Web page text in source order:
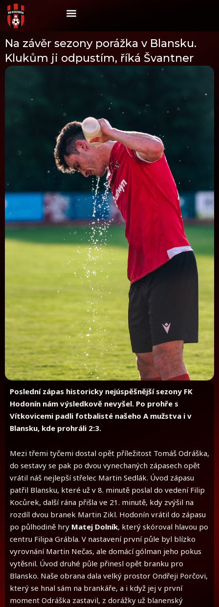
Skip
to
content
Na závěr sezony porážka v Blansku.
Klukům ji odpustím, říká Švantner
Poslední zápas historicky nejúspěšnější sezony FK
Hodonín nám výsledkově nevyšel. Po prohře s
Vítkovicemi padli fotbalisté našeho A mužstva i v
Blansku, kde prohráli 2:3.
Mezi třemi tyčemi dostal opět příležitost Tomáš Odráška,
do sestavy se pak po dvou vynechaných zápasech opět
vrátil náš nejlepší střelec Martin Sedlák. Úvod zápasu
patřil Blansku, které už v 8. minutě poslal do vedení Filip
Kocůrek, další rána přišla ve 21. minutě, kdy zvýšil na
rozdíl dvou branek Martin Zikl. Hodonín vrátil do zápasu
po půlhodině hry Matej Dolník, který skóroval hlavou po
centru Filipa Grábla. V nastavení první půle byl blízko
vyrovnání Martin Nečas, ale domácí gólman jeho pokus
vytěsnil. Úvod druhé půle přinesl opět branku pro
Blansko. Naše obrana dala velký prostor Ondřeji Porčovi,
který se hnal sám na brankáře, a i když jej v první
moment Odráška zastavil, z dorážky už blanenský